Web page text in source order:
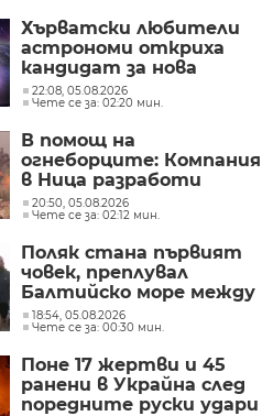
Хърватски любители
астрономи откриха
кандидат за нова
планетарна мъглявина
22:08, 05.08.2026
Чете се за: 02:20 мин.
В помощ на
огнеборците: Компания
в Ница разработи
система за
предвиждане на
разпространението на
пожари
20:50, 05.08.2026
Чете се за: 02:12 мин.
Поляк стана първият
човек, преплувал
Балтийско море между
Швеция и Полша без
спиране и почивка
18:54, 05.08.2026
Чете се за: 00:30 мин.
Поне 17 жертви и 45
ранени в Украйна след
поредните руски удари